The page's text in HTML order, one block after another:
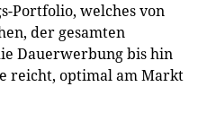
Portfolio, welches von
der gesamten
Dauerwerbung bis hin
reicht, optimal am Markt